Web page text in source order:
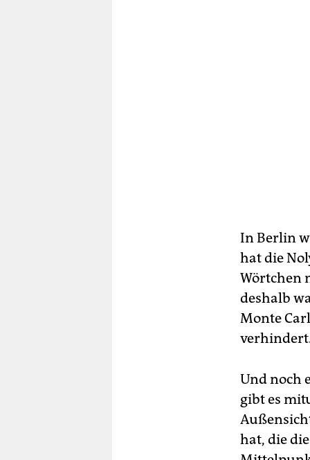
In Berlin
hat die
Wörtchen
deshalb
Monte
Und noch
gibt es
hat, die